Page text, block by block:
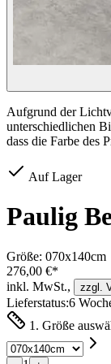
Aufgrund der
unterschiedlichen
dass die Farbe des
Auf Lager
Paulig
Größe: 070x140cm
276,00 €*
inkl. MwSt.,
zzgl.
Lieferstatus:6
1. Größe